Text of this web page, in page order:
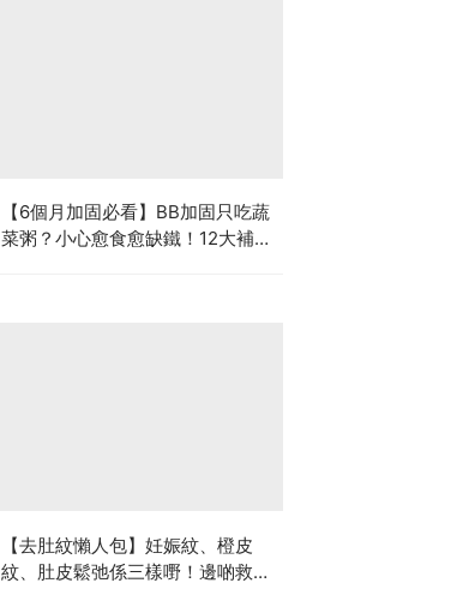
【6個月加固必看】BB加固只吃蔬
菜粥？小心愈食愈缺鐵！12大補鐵
【去肚紋懶人包】妊娠紋、橙皮
紋、肚皮鬆弛係三樣嘢！邊啲救得